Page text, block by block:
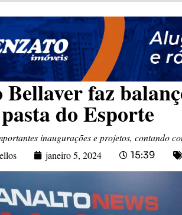
faz
do Esporte
inaugurações e projetos, contando
janeiro 5, 2024 15:39